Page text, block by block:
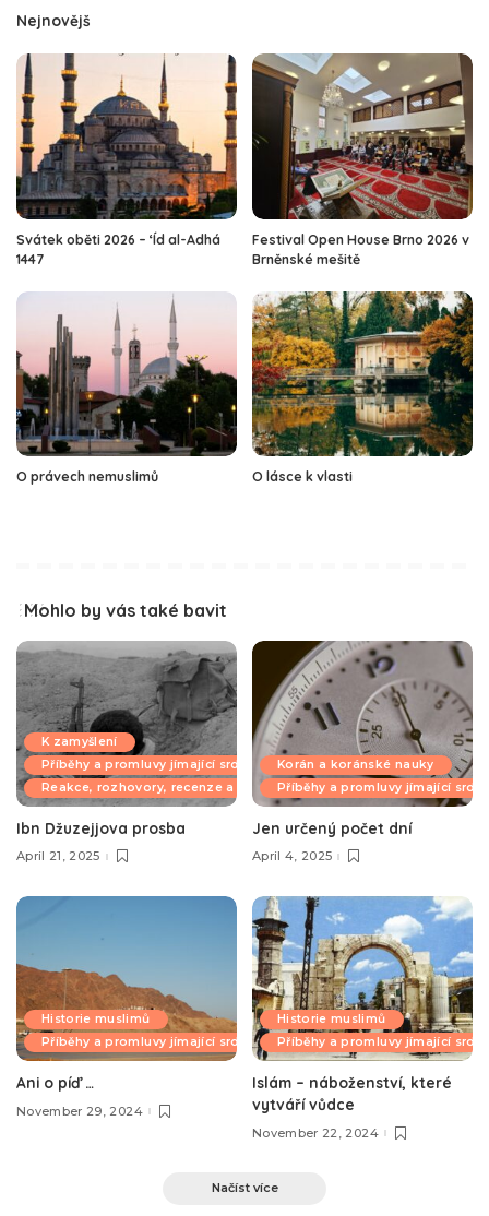
Nejnovějš
Svátek oběti 2026 – ‘Íd al-Adhá
1447
Festival Open House Brno 2026 v
Brněnské mešitě
O právech nemuslimů O lásce k vlasti
Mohlo by vás také bavit
K zamyšlení
Příběhy a promluvy jímající srdce
Reakce, rozhovory, recenze a komentáře
Ibn Džuzejjova prosba
April 21, 2025
Korán a koránské nauky
Příběhy a promluvy jímající
Jen určený počet dní
April 4, 2025
Historie muslimů
Příběhy a promluvy jímající srdce
Ani o píď …
November 29, 2024
Historie muslimů
Příběhy a promluvy jímající
Islám – náboženství, které
vytváří vůdce
November 22, 2024
Načíst více